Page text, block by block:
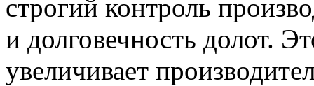
строгий контроль
и долговечность долот.
увеличивает